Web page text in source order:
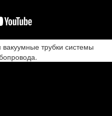
трубки системы